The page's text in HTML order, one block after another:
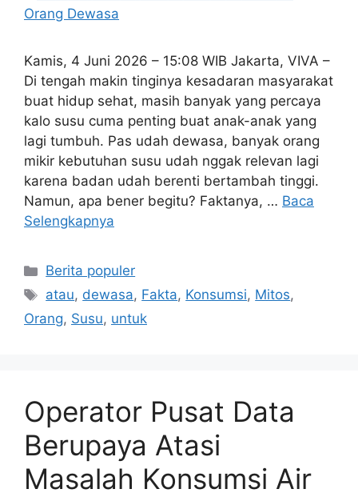
Kamis, 4 Juni 2026 – 15:08 WIB Jakarta, VIVA –
Di tengah makin tinginya kesadaran masyarakat
buat hidup sehat, masih banyak yang percaya
kalo susu cuma penting buat anak-anak yang
lagi tumbuh. Pas udah dewasa, banyak orang
mikir kebutuhan susu udah nggak relevan lagi
karena badan udah berenti bertambah tinggi.
Namun, apa bener begitu? Faktanya, … Baca
Selengkapnya
Kategori
Berita populer
Tag
atau, dewasa, Fakta, Konsumsi, Mitos,
Orang, Susu, untuk
Operator Pusat Data
Berupaya Atasi
Masalah Konsumsi Air